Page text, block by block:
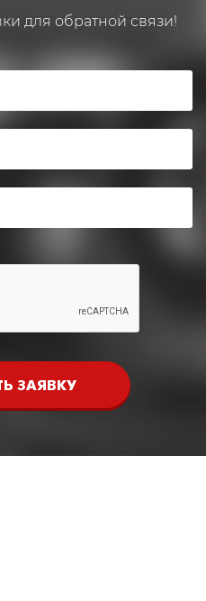
для обратной связи!
ЗАЯВКУ